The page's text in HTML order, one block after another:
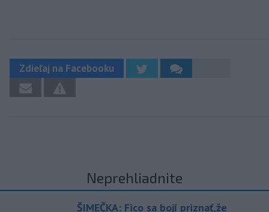
Zdieľaj na Facebooku
Neprehliadnite
ŠIMEČKA: Fico sa bojí priznať,že